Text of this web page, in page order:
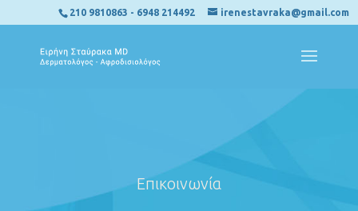
210 9810863 - 6948 214492 irenestavraka@gmail.com
Επικοινωνία